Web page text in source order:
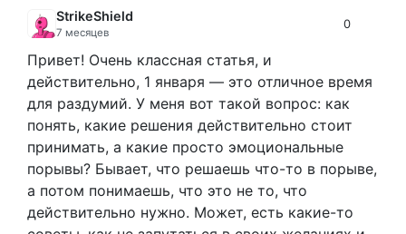
StrikeShield
7 месяцев
0
Привет! Очень классная статья, и
действительно, 1 января — это отличное время
для раздумий. У меня вот такой вопрос: как
понять, какие решения действительно стоит
принимать, а какие просто эмоциональные
порывы? Бывает, что решаешь что-то в порыве,
а потом понимаешь, что это не то, что
действительно нужно. Может, есть какие-то